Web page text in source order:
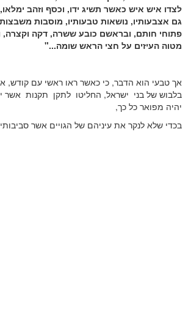
לצדו איש איש כאשר תשיג ידו, וכסף וזהב
גם אצבעותיו, נושאות טבעותיו, מוסבות
פתוחי חותם, ובראשם כובע ששרה, דקה וקצרה,
מטוה העיזים על חצי הראש שומה..."
אך טבעי הוא הדבר, כי כאשר ראו ראשי עם קודש,
בלבוש של בני ישראל, החליטו לתקן תקנות אשר
יהיה מפואר כל כך,
בכדי שלא לנקר את עיניהם של הגויים אשר